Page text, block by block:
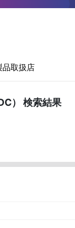
品取扱店
） 検索結果